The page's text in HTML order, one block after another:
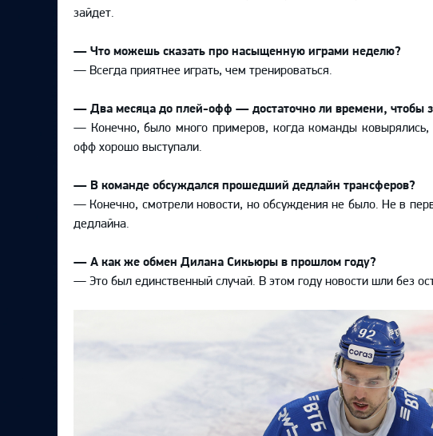
ЦСКА
зайдет.
— Что можешь сказать про насыщенную играми неделю?
— Всегда приятнее играть, чем тренироваться.
— Два месяца до плей-офф — достаточно ли времени, чтобы
— Конечно, было много примеров, когда команды
офф хорошо выступали.
— В команде обсуждался прошедший дедлайн трансферов?
— Конечно, смотрели новости, но обсуждения не было. Не в
дедлайна.
— А как же обмен Дилана Сикьюры в прошлом году?
— Это был единственный случай. В этом году новости шли без